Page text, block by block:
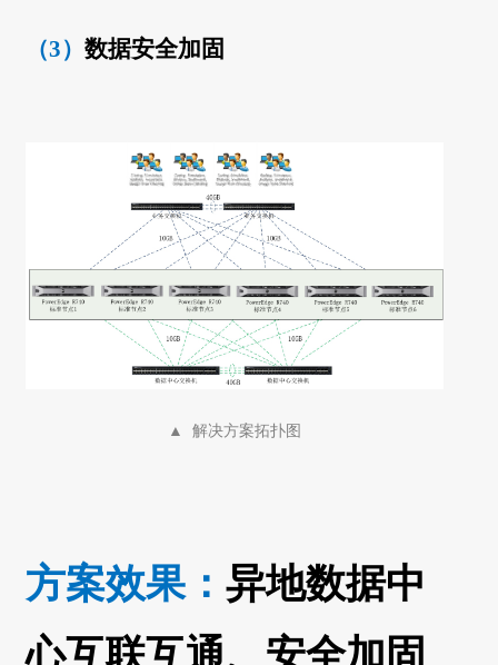
（3）数据安全加固
▲ 解决方案拓扑图
方案效果：异地数据中
心互联互通、安全加固